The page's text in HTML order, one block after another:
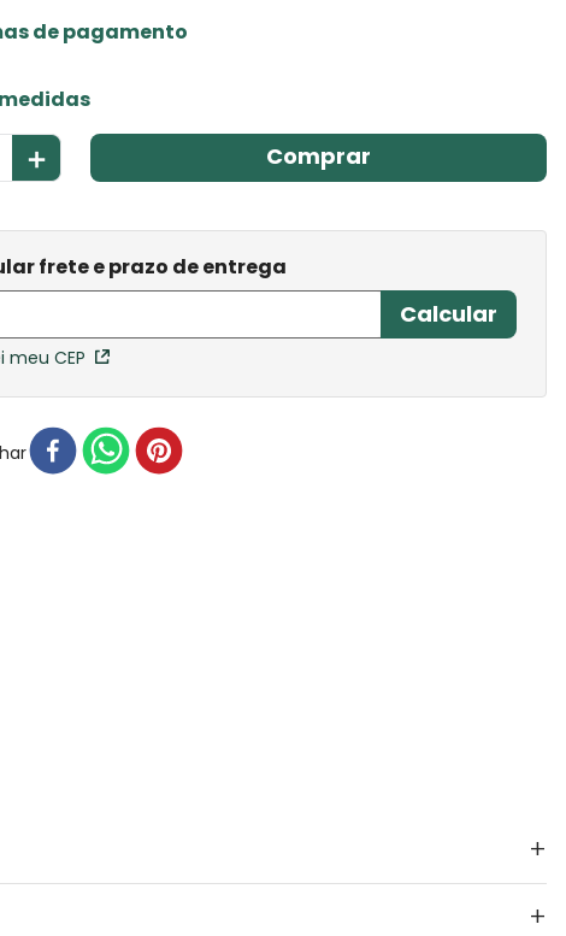
de pagamento
＋ Comprar
meu CEP